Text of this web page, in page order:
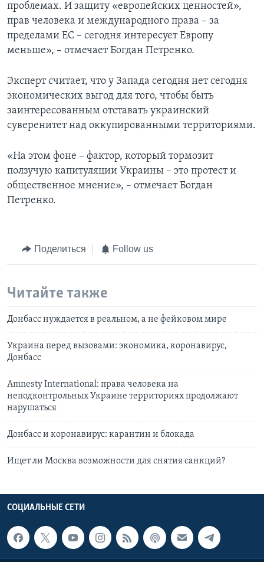
проблемах. И защиту «европейских ценностей»,
прав человека и международного права – за
пределами ЕС – сегодня интересует Европу
меньше», – отмечает Богдан Петренко.
Эксперт считает, что у Запада сегодня нет сегодня
экономических выгод для того, чтобы быть
заинтересованным отставать украинский
суверенитет над оккупированными территориями.
«На этом фоне – фактор, который тормозит
ползучую капитуляции Украины – это протест и
общественное мнение», – отмечает Богдан
Петренко.
Поделиться Follow us
Читайте также
Донбасс нуждается в реальном, а не фейковом мире
Украина перед вызовами: экономика, коронавирус,
Донбасс
Amnesty International: права человека на
неподконтрольных Украине территориях продолжают
нарушаться
Донбасс и коронавирус: карантин и блокада
Ищет ли Москва возможности для снятия санкций?
СОЦИАЛЬНЫЕ СЕТИ